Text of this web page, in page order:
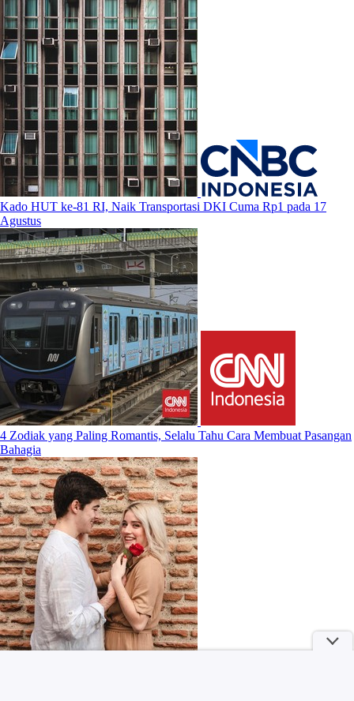
Kado HUT ke-81 RI, Naik Transportasi DKI Cuma Rp1 pada 17
Agustus
4 Zodiak yang Paling Romantis, Selalu Tahu Cara Membuat Pasangan
Bahagia